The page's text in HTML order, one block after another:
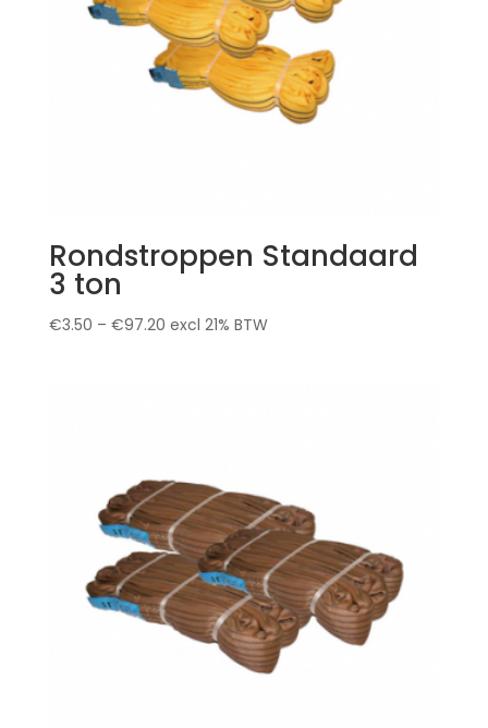
Rondstroppen Standaard
3 ton
€3.50 – €97.20 excl 21% BTW